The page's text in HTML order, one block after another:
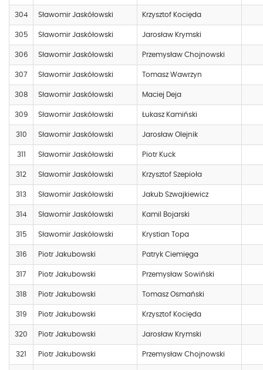
304 Sławomir Jaskółowski Krzysztof Kocięda
305 Sławomir Jaskółowski Jarosław Krymski
306 Sławomir Jaskółowski Przemysław Chojnowski
307 Sławomir Jaskółowski Tomasz Wawrzyn
308 Sławomir Jaskółowski Maciej Deja
309 Sławomir Jaskółowski Łukasz Kamiński
310 Sławomir Jaskółowski Jarosław Olejnik
311 Sławomir Jaskółowski Piotr Kuck
312 Sławomir Jaskółowski Krzysztof Szepioła
313 Sławomir Jaskółowski Jakub Szwajkiewicz
314 Sławomir Jaskółowski Kamil Bojarski
315 Sławomir Jaskółowski Krystian Topa
316 Piotr Jakubowski Patryk Ciemięga
317 Piotr Jakubowski Przemysław Sowiński
318 Piotr Jakubowski Tomasz Osmański
319 Piotr Jakubowski Krzysztof Kocięda
320 Piotr Jakubowski Jarosław Krymski
321 Piotr Jakubowski Przemysław Chojnowski